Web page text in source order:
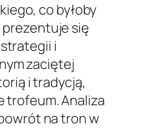
co byłoby
prezentuje się
i
zaciętej
i tradycją,
trofeum. Analiza
na tron w